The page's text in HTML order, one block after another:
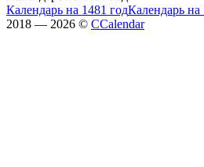
Календарь на 1481 годКалендарь на
2018 — 2026 © CCalendar